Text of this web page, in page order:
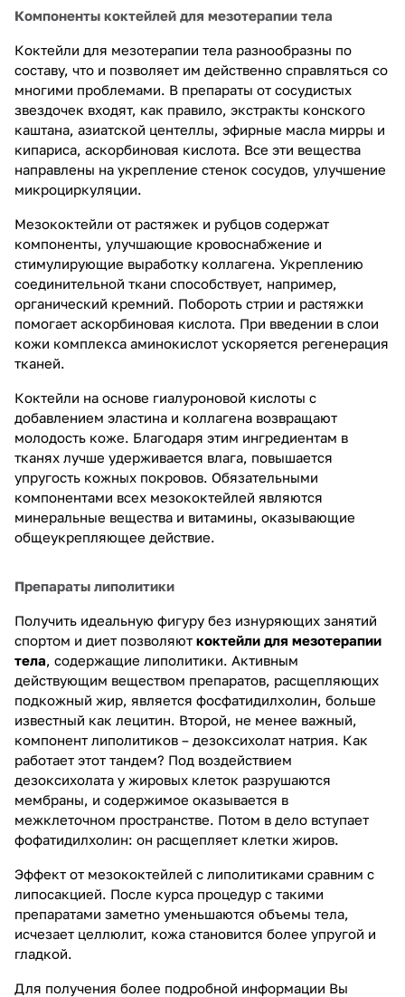
Компоненты коктейлей для мезотерапии тела
Коктейли для мезотерапии тела разнообразны по
составу, что и позволяет им действенно справляться со
многими проблемами. В препараты от сосудистых
звездочек входят, как правило, экстракты конского
каштана, азиатской центеллы, эфирные масла мирры и
кипариса, аскорбиновая кислота. Все эти вещества
направлены на укрепление стенок сосудов, улучшение
микроциркуляции.
Мезококтейли от растяжек и рубцов содержат
компоненты, улучшающие кровоснабжение и
стимулирующие выработку коллагена. Укреплению
соединительной ткани способствует, например,
органический кремний. Побороть стрии и растяжки
помогает аскорбиновая кислота. При введении в слои
кожи комплекса аминокислот ускоряется регенерация
тканей.
Коктейли на основе гиалуроновой кислоты с
добавлением эластина и коллагена возвращают
молодость коже. Благодаря этим ингредиентам в
тканях лучше удерживается влага, повышается
упругость кожных покровов. Обязательными
компонентами всех мезококтейлей являются
минеральные вещества и витамины, оказывающие
общеукрепляющее действие.
Препараты липолитики
Получить идеальную фигуру без изнуряющих занятий
спортом и диет позволяют коктейли для мезотерапии
тела, содержащие липолитики. Активным
действующим веществом препаратов, расщепляющих
подкожный жир, является фосфатидилхолин, больше
известный как лецитин. Второй, не менее важный,
компонент липолитиков – дезоксихолат натрия. Как
работает этот тандем? Под воздействием
дезоксихолата у жировых клеток разрушаются
мембраны, и содержимое оказывается в
межклеточном пространстве. Потом в дело вступает
фофатидилхолин: он расщепляет клетки жиров.
Эффект от мезококтейлей с липолитиками сравним с
липосакцией. После курса процедур с такими
препаратами заметно уменьшаются объемы тела,
исчезает целлюлит, кожа становится более упругой и
гладкой.
Для получения более подробной информации Вы